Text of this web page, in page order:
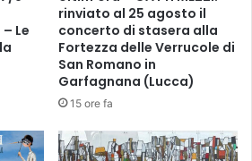
Le
rinviato al 25 agosto il
concerto di stasera alla
Fortezza delle Verrucole di
San Romano in
Garfagnana (Lucca)
15 ore fa